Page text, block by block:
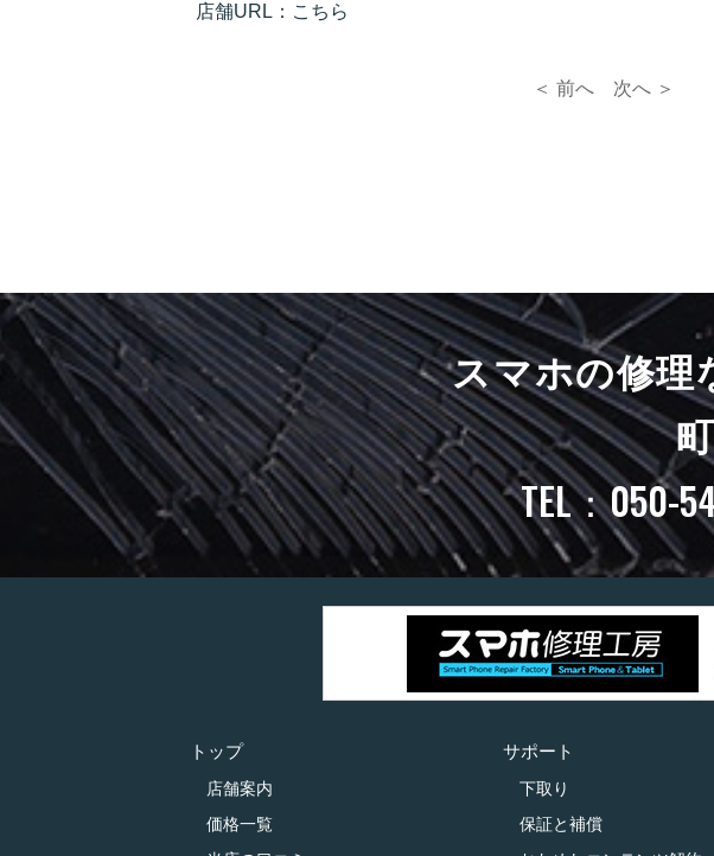
店舗URL： こちら
＜ 前へ 次へ ＞
スマホの修理
TEL：050-
トップ
店舗案内
価格一覧
サポート
下取り
保証と補償